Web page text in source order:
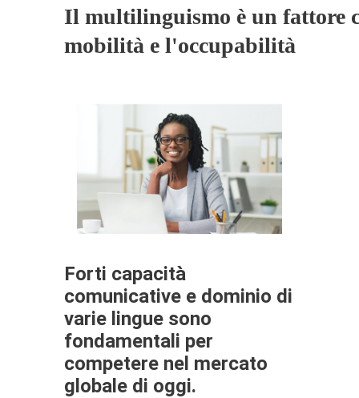
Il multilinguismo è un fattore
mobilità e l'occupabilità
Forti capacità
comunicative e dominio di
varie lingue sono
fondamentali per
competere nel mercato
globale di oggi.